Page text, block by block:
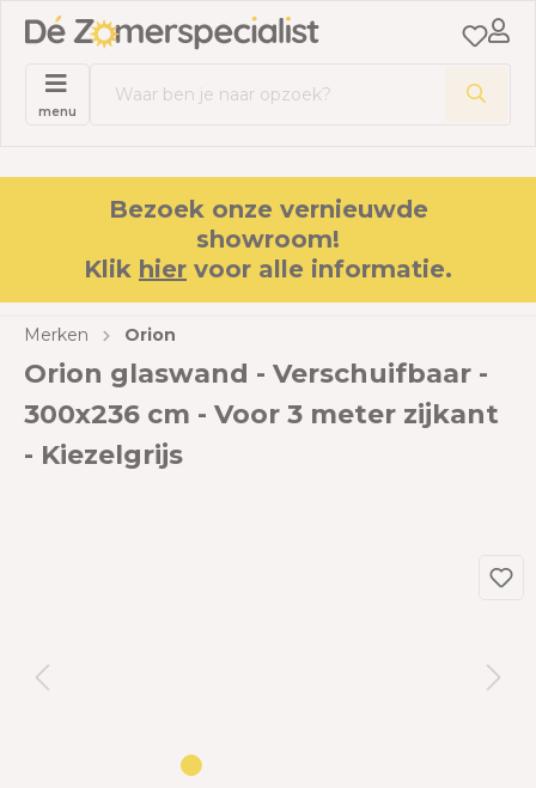
menu
Bezoek onze vernieuwde
showroom!
Klik hier voor alle informatie.
Merken Orion
Orion glaswand - Verschuifbaar -
300x236 cm - Voor 3 meter zijkant
- Kiezelgrijs